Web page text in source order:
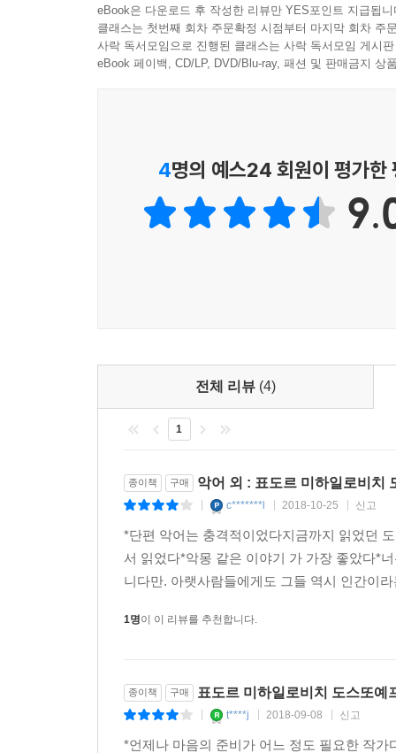
eBook은 다운로드 후 작성한 리뷰만 YES포인트 지급됩니
클래스는 첫번째 회차 주문확정 시점부터 마지막 회차 주
사락 독서모임으로 진행된 클래스는 사락 독서모임 게시
eBook 페이백, CD/LP, DVD/Blu-ray, 패션 및 판매금지 상
4명의 예스24 회원이 평가한
전체 리뷰 (4)
1
종이책 구매 악어 외 : 표도르 미하일로비치
c*******l 2018-10-25 신고
*단편 악어는 충격적이었다지금까지 읽었던
서 읽었다*악몽 같은 이야기 가 가장 좋았다*
니다만. 아랫사람들에게도 그들 역시 인간이
1명이 이 리뷰를 추천합니다.
종이책 구매 표도르 미하일로비치 도스또예
t****j 2018-09-08 신고
*언제나 마음의 준비가 어느 정도 필요한 작